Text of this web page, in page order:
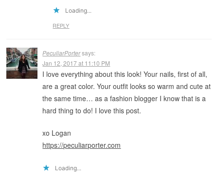
Loading...
REPLY
PeculiarPortersays:
Jan 12, 2017 at 11:10 PM
I love everything about this look! Your nails, first of all,
are a great color. Your outfit looks so warm and cute at
the same time… as a fashion blogger I know that is a
hard thing to do! I love this post.
xo Logan
https://peculiarporter.com
Loading...